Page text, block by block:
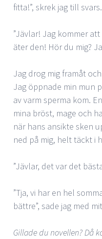
fitta!”, skrek jag till svars.
”Jävlar! Jag kommer
äter den! Hör du mig?
Jag drog mig framåt
Jag öppnade min mun
av varm sperma kom.
mina bröst, mage och
när hans ansikte sken
ned på mig, helt täckt i
”Jävlar, det var det
”Tja, vi har en hel
bättre”, sade jag med
Gillade du novellen? Då